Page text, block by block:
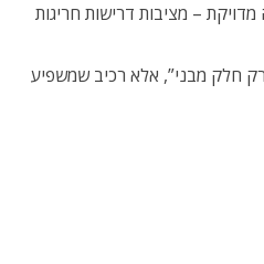
– מציבות דרישות חריגות
חלק מבני”, אלא רכיב שמשפיע